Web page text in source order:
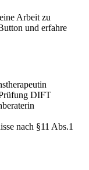
Arbeit zu
und erfahre
DIFT
nach §11 Abs.1